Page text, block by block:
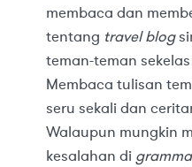
membaca dan
tentang travel blog
teman-teman
Membaca tulisan
seru sekali dan
Walaupun mungkin
kesalahan di